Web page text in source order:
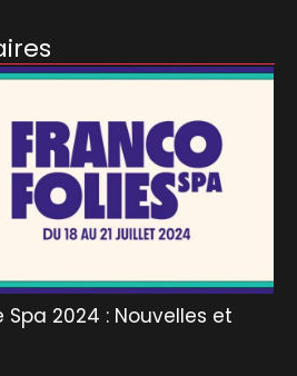
Spa 2024 : Nouvelles et